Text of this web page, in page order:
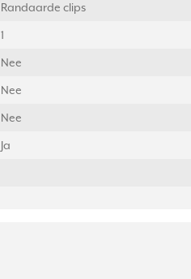
Randaarde clips
1
Nee
Nee
Nee
Ja